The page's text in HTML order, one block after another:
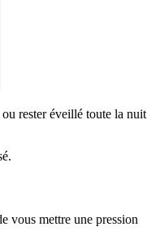
rester éveillé toute la nuit
vous mettre une pression